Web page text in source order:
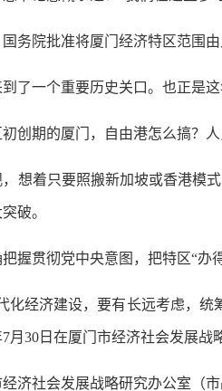
院批准将厦门经济特区范围由
一个重要历史关口。也正是这
期的厦门，自由港怎么搞？人
着只要照搬新加坡或香港模式
破。
贯彻党中央意图，把特区“办得
经济建设，要有长远考虑，统
月30日在厦门市经济社会发展
社会发展战略研究办公室（市